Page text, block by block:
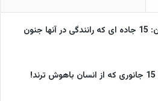
خطرناک ترین جاده های جهان: 15 جاده ای که رانندگی در آنها جنون